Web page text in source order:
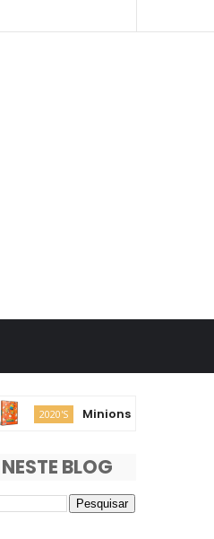
2020'S Minions & Monstros
BLOG